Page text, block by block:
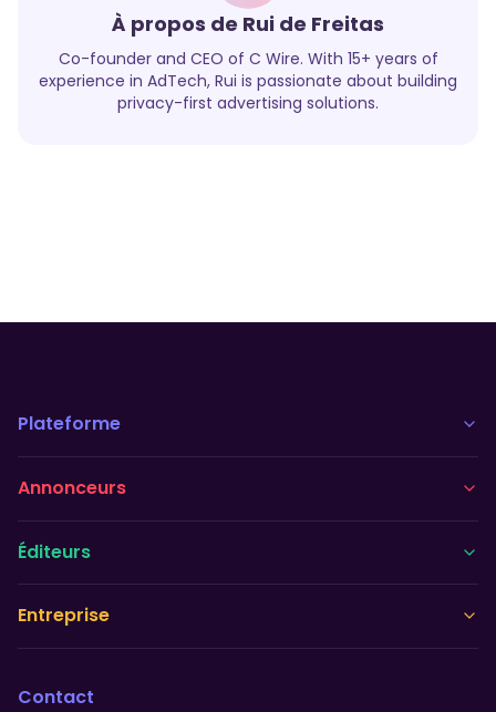
À propos de Rui de Freitas
Co-founder and CEO of C Wire. With 15+ years of
experience in AdTech, Rui is passionate about building
privacy-first advertising solutions.
Plateforme
Annonceurs
Éditeurs
Entreprise
Contact